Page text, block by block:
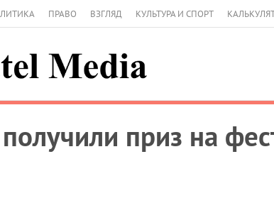
ПРАВО ВЗГЛЯД КУЛЬТУРА И СПОРТ
приз на